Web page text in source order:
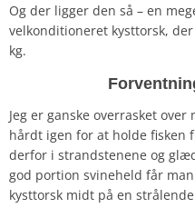
Og der ligger den så – en
velkonditioneret kysttorsk,
kg.
Jeg er ganske overrasket
hårdt igen for at holde fisken
derfor i strandstenene og
god portion svineheld får
kysttorsk midt på en